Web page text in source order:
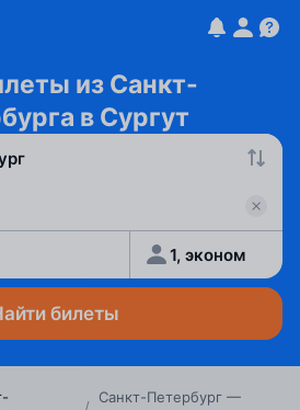
из Санкт-
в Сургут
1, эконом
билеты
/
Санкт-Петербург —